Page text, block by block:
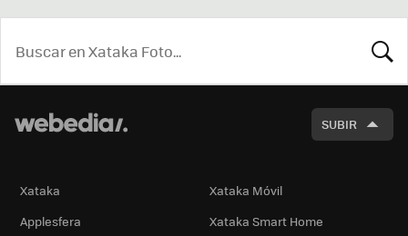
SUBIR
Xataka
Xataka Móvil
Applesfera
Xataka Smart Home